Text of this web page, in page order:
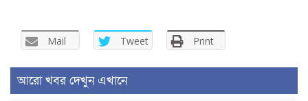
Mail Tweet Print
আরো খবর দেখুন এখানে